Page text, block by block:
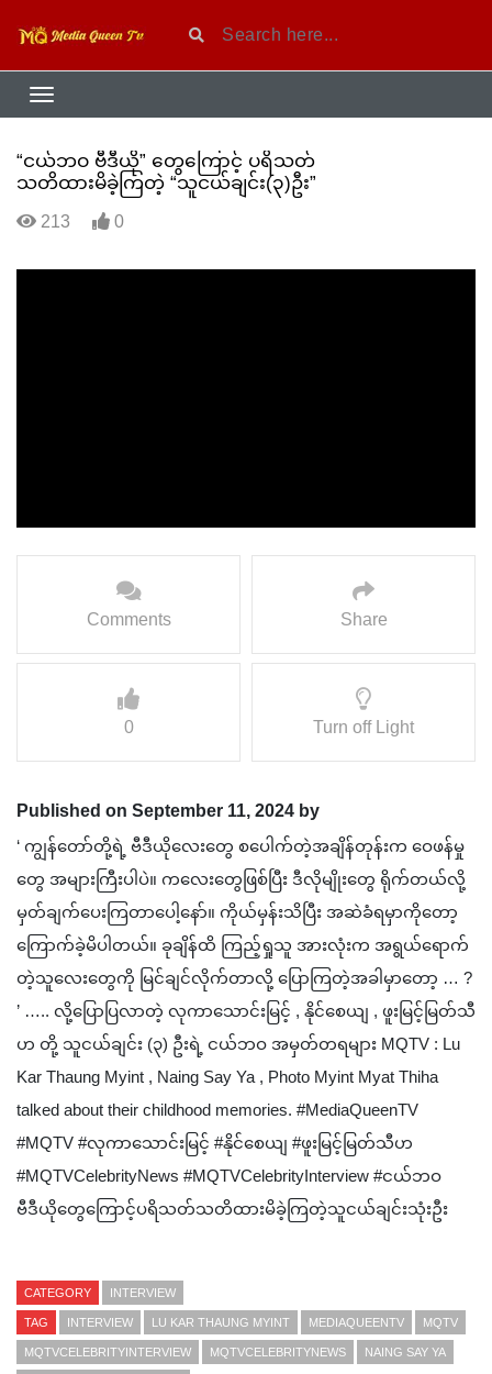
“ငယ်ဘဝ ဗီဒီယို” တွေကြောင့် ပရိသတ်
သတိထားမိခဲ့ကြတဲ့ “သူငယ်ချင်း(၃)ဦး”
213 0
Comments Share
0 Turn off Light
Published on September 11, 2024 by
‘ ကျွန်တော်တို့ရဲ့ ဗီဒီယိုလေးတွေ စပေါက်တဲ့အချိန်တုန်းက ဝေဖန်မှု
တွေ အများကြီးပါပဲ။ ကလေးတွေဖြစ်ပြီး ဒီလိုမျိုးတွေ ရိုက်တယ်လို့
မှတ်ချက်ပေးကြတာပေါ့နော်။ ကိုယ်မှန်းသိပြီး အဆဲခံရမှာကိုတော့
ကြောက်ခဲ့မိပါတယ်။ ခုချိန်ထိ ကြည့်ရှုသူ အားလုံးက အရွယ်ရောက်
တဲ့သူလေးတွေကို မြင်ချင်လိုက်တာလို့ ပြောကြတဲ့အခါမှာတော့ … ?
’ ….. လို့ပြောပြလာတဲ့ လုကာသောင်းမြင့် , နိုင်စေယျ , ဖူးမြင့်မြတ်သီ
ဟ တို့ သူငယ်ချင်း (၃) ဦးရဲ့ ငယ်ဘဝ အမှတ်တရများ MQTV : Lu
Kar Thaung Myint , Naing Say Ya , Photo Myint Myat Thiha
talked about their childhood memories. #MediaQueenTV
#MQTV #လုကာသောင်းမြင့် #နိုင်စေယျ #ဖူးမြင့်မြတ်သီဟ
#MQTVCelebrityNews #MQTVCelebrityInterview #ငယ်ဘဝ
ဗီဒီယိုတွေကြောင့်ပရိသတ်သတိထားမိခဲ့ကြတဲ့သူငယ်ချင်းသုံးဦး
CATEGORY INTERVIEW
TAG INTERVIEW LU KAR THAUNG MYINT MEDIAQUEENTV MQTV
MQTVCELEBRITYINTERVIEW MQTVCELEBRITYNEWS NAING SAY YA